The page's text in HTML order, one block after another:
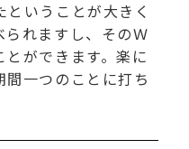
いうことが大きく
れますし、そのＷ
ができます。楽に
一つのことに打ち